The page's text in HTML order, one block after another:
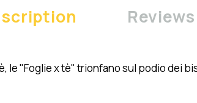
Reviews
le "Foglie x tè" trionfano sul podio dei